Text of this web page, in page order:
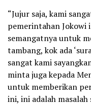
“Jujur saja, kami
pemerintahan Jokowi
semangatnya untuk
tambang, kok ada
sangat kami
minta juga kepada
untuk memberikan
ini, ini adalah masalah